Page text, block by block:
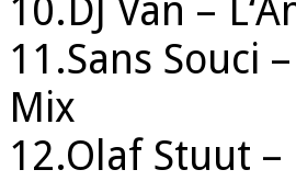
10.DJ Van –
11.Sans Souci
Mix
12.Olaf Stuut